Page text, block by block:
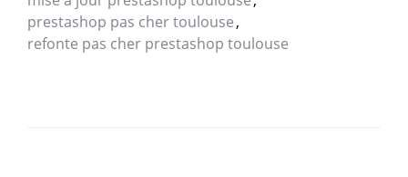
prestashop pas cher toulouse
refonte pas cher prestashop toulouse